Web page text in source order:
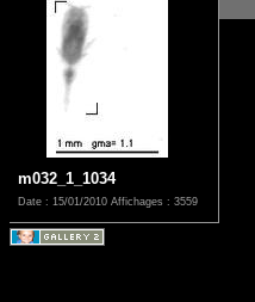
m032_1_1034
Date : 15/01/2010 Affichages : 3559